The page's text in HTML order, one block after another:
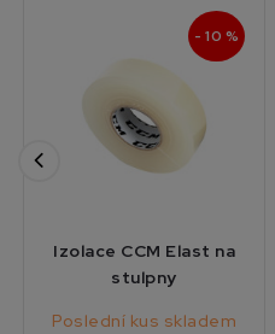
- 10 %
Izolace CCM Elast na
stulpny
Poslední kus skladem